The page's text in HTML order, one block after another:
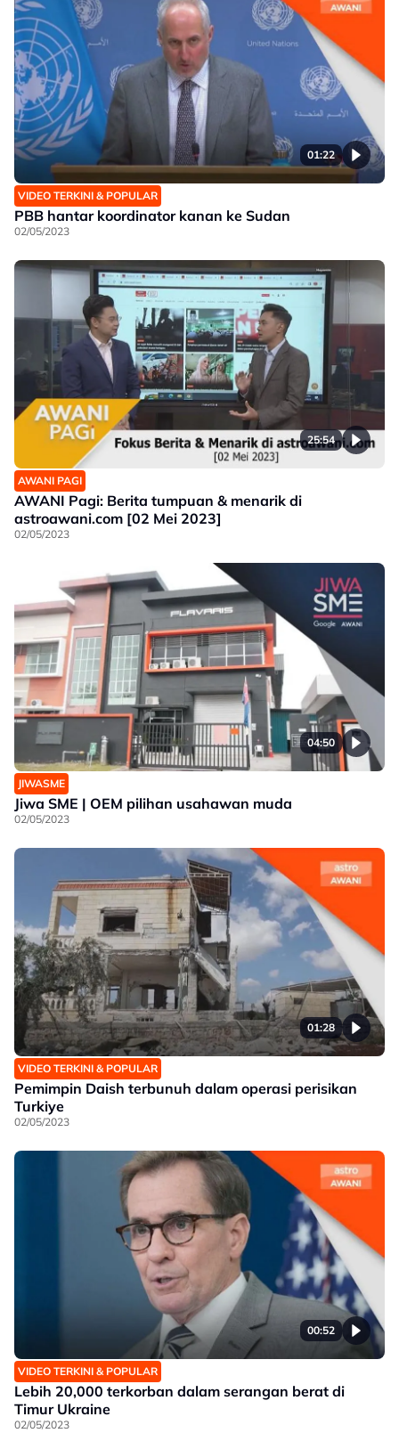
01:22
VIDEO TERKINI & POPULAR
PBB hantar koordinator kanan ke Sudan
02/05/2023
25:54
AWANI PAGI
AWANI Pagi: Berita tumpuan & menarik di
astroawani.com [02 Mei 2023]
02/05/2023
04:50
JIWASME
Jiwa SME | OEM pilihan usahawan muda
02/05/2023
01:28
VIDEO TERKINI & POPULAR
Pemimpin Daish terbunuh dalam operasi perisikan
Turkiye
02/05/2023
00:52
VIDEO TERKINI & POPULAR
Lebih 20,000 terkorban dalam serangan berat di
Timur Ukraine
02/05/2023